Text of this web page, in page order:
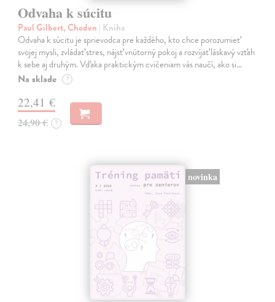
Odvaha k súcitu
Paul Gilbert, Choden | Kniha
Odvaha k súcitu je sprievodca pre každého, kto chce porozumieť
svojej mysli, zvládať stres, nájsť vnútorný pokoj a rozvíjať láskavý vzťah
k sebe aj druhým. Vďaka praktickým cvičeniam vás naučí, ako si…
Na sklade ?
22,41 €
24,90 € ?
novinka